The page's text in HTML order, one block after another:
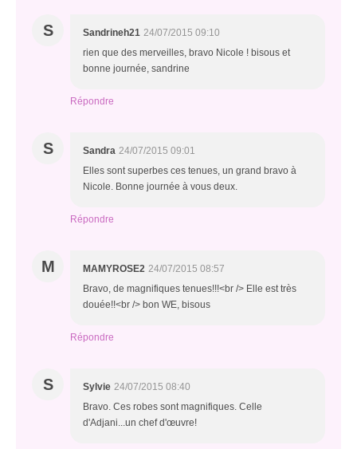
S Sandrineh21 24/07/2015 09:10
rien que des merveilles, bravo Nicole ! bisous et
bonne journée, sandrine
Répondre
S Sandra 24/07/2015 09:01
Elles sont superbes ces tenues, un grand bravo à
Nicole. Bonne journée à vous deux.
Répondre
M MAMYROSE2 24/07/2015 08:57
Bravo, de magnifiques tenues!!!<br /> Elle est très
douée!!<br /> bon WE, bisous
Répondre
S Sylvie 24/07/2015 08:40
Bravo. Ces robes sont magnifiques. Celle
d'Adjani...un chef d'œuvre!